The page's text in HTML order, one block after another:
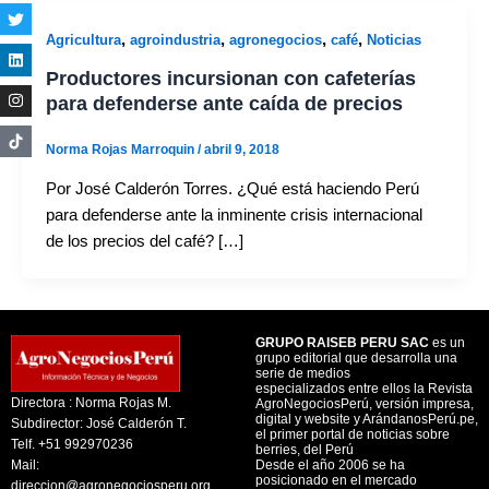
Agricultura, agroindustria, agronegocios, café, Noticias
Productores incursionan con cafeterías
para defenderse ante caída de precios
Norma Rojas Marroquin /abril 9, 2018
Por José Calderón Torres. ¿Qué está haciendo Perú
para defenderse ante la inminente crisis internacional
de los precios del café? […]
Directora : Norma Rojas M.
Subdirector: José Calderón T.
Telf. +51 992970236
Mail:
direccion@agronegociosperu.org
GRUPO RAISEB PERU SAC es un
grupo editorial que desarrolla una
serie de medios
especializados entre ellos la Revista
AgroNegociosPerú, versión impresa,
digital y website y ArándanosPerú.pe,
el primer portal de noticias sobre
berries, del Perú
Desde el año 2006 se ha
posicionado en el mercado